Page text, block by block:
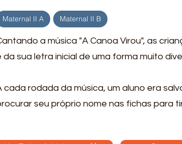
Maternal II A Maternal II B
a música "A Canoa Virou", as
da sua letra inicial de uma forma muito
cada rodada da música, um aluno era
seu próprio nome nas fichas para